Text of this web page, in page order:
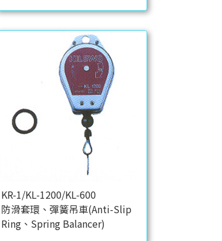
KR-1/KL-1200/KL-600
防滑套環、彈簧吊車(Anti-Slip
Ring、Spring Balancer)